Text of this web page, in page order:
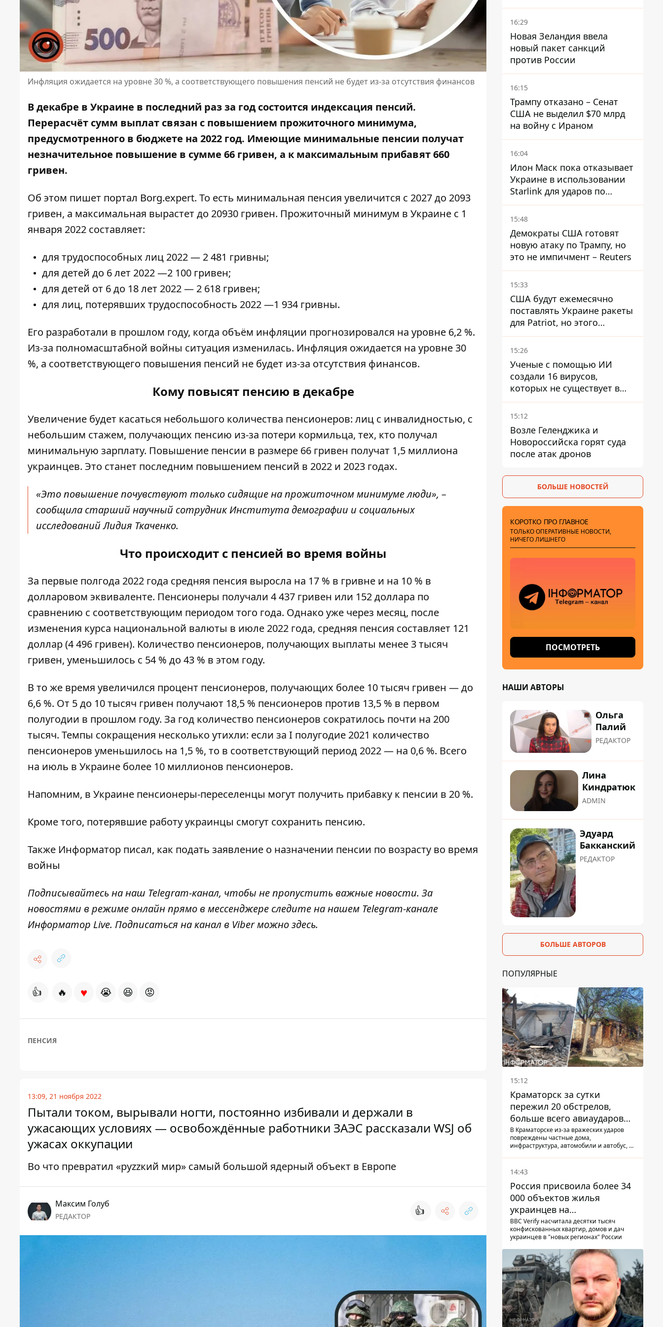
Инфляция ожидается на уровне 30 %, а соответствующего повышения пенсий не будет из-за отсутствия финансов
В декабре в Украине в последний раз за год состоится индексация пенсий.
Перерасчёт сумм выплат связан с повышением прожиточного минимума,
предусмотренного в бюджете на 2022 год. Имеющие минимальные пенсии получат
незначительное повышение в сумме 66 гривен, а к максимальным прибавят 660
гривен.
Об этом пишет портал Borg.expert. То есть минимальная пенсия увеличится с 2027 до 2093
гривен, а максимальная вырастет до 20930 гривен. Прожиточный минимум в Украине с 1
января 2022 составляет:
для трудоспособных лиц 2022 — 2 481 гривны;
для детей до 6 лет 2022 —2 100 гривен;
для детей от 6 до 18 лет 2022 — 2 618 гривен;
для лиц, потерявших трудоспособность 2022 —1 934 гривны.
Его разработали в прошлом году, когда объём инфляции прогнозировался на уровне 6,2 %.
Из-за полномасштабной войны ситуация изменилась. Инфляция ожидается на уровне 30
%, а соответствующего повышения пенсий не будет из-за отсутствия финансов.
Кому повысят пенсию в декабре
Увеличение будет касаться небольшого количества пенсионеров: лиц с инвалидностью, с
небольшим стажем, получающих пенсию из-за потери кормильца, тех, кто получал
минимальную зарплату. Повышение пенсии в размере 66 гривен получат 1,5 миллиона
украинцев. Это станет последним повышением пенсий в 2022 и 2023 годах.
«Это повышение почувствуют только сидящие на прожиточном минимуме люди», –
сообщила старший научный сотрудник Института демографии и социальных
исследований Лидия Ткаченко.
Что происходит с пенсией во время войны
За первые полгода 2022 года средняя пенсия выросла на 17 % в гривне и на 10 % в
долларовом эквиваленте. Пенсионеры получали 4 437 гривен или 152 доллара по
сравнению с соответствующим периодом того года. Однако уже через месяц, после
изменения курса национальной валюты в июле 2022 года, средняя пенсия составляет 121
доллар (4 496 гривен). Количество пенсионеров, получающих выплаты менее 3 тысяч
гривен, уменьшилось с 54 % до 43 % в этом году.
В то же время увеличился процент пенсионеров, получающих более 10 тысяч гривен — до
6,6 %. От 5 до 10 тысяч гривен получают 18,5 % пенсионеров против 13,5 % в первом
полугодии в прошлом году. За год количество пенсионеров сократилось почти на 200
тысяч. Темпы сокращения несколько утихли: если за I полугодие 2021 количество
пенсионеров уменьшилось на 1,5 %, то в соответствующий период 2022 — на 0,6 %. Всего
на июль в Украине более 10 миллионов пенсионеров.
Напомним, в Украине пенсионеры-переселенцы могут получить прибавку к пенсии в 20 %.
Кроме того, потерявшие работу украинцы смогут сохранить пенсию.
Также Информатор писал, как подать заявление о назначении пенсии по возрасту во время
войны
Подписывайтесь на наш Telegram-канал, чтобы не пропустить важные новости. За
новостями в режиме онлайн прямо в мессенджере следите на нашем Telegram-канале
Информатор Live. Подписаться на канал в Viber можноздесь.
👍 🔥 ♥ 😭 😆 😡
ПЕНСИЯ
13:09, 21 ноября 2022
Пытали током, вырывали ногти, постоянно избивали и держали в
ужасающих условиях — освобождённые работники ЗАЭС рассказали WSJ об
ужасах оккупации
Во что превратил «руzzкий мир» самый большой ядерный объект в Европе
Максим Голуб
РЕДАКТОР 👍
Хозяйственного суда
16:29
Новая Зеландия ввела
новый пакет санкций
против России
16:15
Трампу отказано – Сенат
США не выделил $70 млрд
на войну с Ираном
16:04
Илон Маск пока отказывает
Украине в использовании
Starlink для ударов по
территории России – СМИ
15:48
Демократы США готовят
новую атаку по Трампу, но
это не импичмент – Reuters
15:33
США будут ежемесячно
поставлять Украине ракеты
для Patriot, но этого
недостаточно – Зеленский
15:26
Ученые с помощью ИИ
создали 16 вирусов,
которых не существует в
природе
15:12
Возле Геленджика и
Новороссийска горят суда
после атак дронов
БОЛЬШЕ НОВОСТЕЙ
КОРОТКО ПРО ГЛАВНОЕ
ТОЛЬКО ОПЕРАТИВНЫЕ НОВОСТИ,
НИЧЕГО ЛИШНЕГО
ПОСМОТРЕТЬ
НАШИ АВТОРЫ
Ольга
Палий
РЕДАКТОР
Лина
Киндратюк
ADMIN
Эдуард
Бакканский
РЕДАКТОР
БОЛЬШЕ АВТОРОВ
ПОПУЛЯРНЫЕ
15:12
Краматорск за сутки
пережил 20 обстрелов,
больше всего авиаударов
КАБ-250
В Краматорске из-за вражеских ударов
повреждены частные дома,
инфраструктура, автомобили и автобус, а
14:43
Россия присвоила более 34
000 объектов жилья
украинцев на
оккупированных
территориях -
BBC Verify насчитала десятки тысяч
конфискованных квартир, домов и дач
украинцев в "новых регионах" России